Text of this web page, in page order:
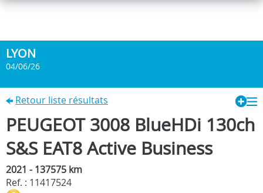
LYON
04/06/26
Retour liste résultats
PEUGEOT 3008 BlueHDi 130ch
S&S EAT8 Active Business
2021 - 137575 km
Ref. : 11417524